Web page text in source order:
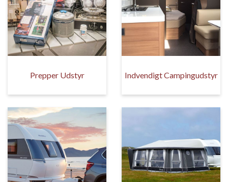
Prepper Udstyr Indvendigt Campingudstyr